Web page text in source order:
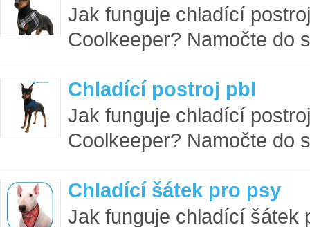
Jak funguje chladící
Coolkeeper? Namočte do
Chladící postroj pbl
Jak funguje chladící
Coolkeeper? Namočte do
Chladící šátek pro psy
Jak funguje chladící šátek